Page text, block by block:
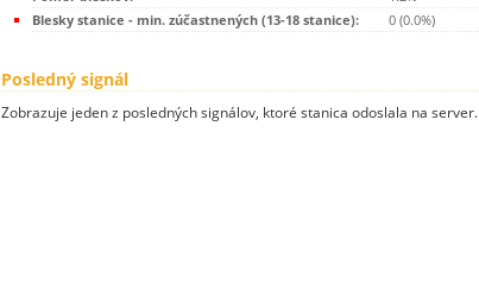
Blesky stanice - min. zúčastnených (13-18 stanice):
0 (0.0%)
Posledný signál
Zobrazuje jeden z posledných signálov, ktoré stanica odoslala na server.